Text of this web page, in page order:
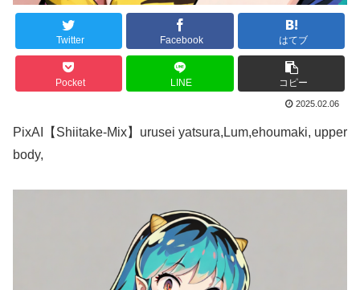
Twitter Facebook はてブ
Pocket LINE コピー
2025.02.06
PixAI【Shiitake-Mix】urusei yatsura,Lum,ehoumaki, upper
body,